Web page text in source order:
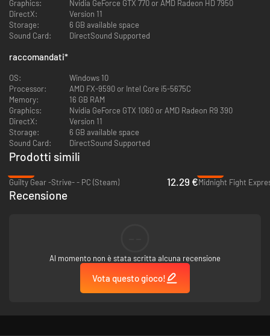
Graphics:
Nvidia GeForce GTX 770 or AMD Radeon HD 7950
DirectX:
Version 11
Storage:
6 GB available space
Sound Card:
DirectSound Supported
raccomandati*
OS:
Windows 10
Processor:
AMD FX-9590 or Intel Core i5-5675C
Memory:
16 GB RAM
Graphics:
Nvidia GeForce GTX 1060 or AMD Radeon R9 390
DirectX:
Version 11
Storage:
6 GB available space
Sound Card:
DirectSound Supported
Prodotti simili
Guilty Gear -Strive- - PC (Steam)
12.29 €Midnight Fight
Recensione
Al momento non è stata scritta alcuna recensione
Vota questo gioco!